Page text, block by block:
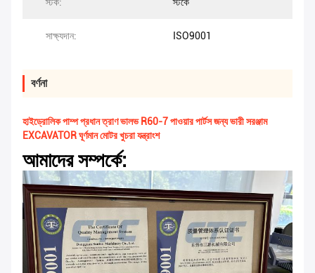
স্টক: স্টকে
সাক্ষ্যদান: ISO9001
বর্ণনা
হাইড্রোলিক পাম্প প্রধান ত্রাণ ভালভ R60-7 পাওয়ার পার্টস জন্য ভারী সরঞ্জাম
EXCAVATOR ঘূর্ণমান মোটর খুচরা যন্ত্রাংশ
আমাদের সম্পর্কে: